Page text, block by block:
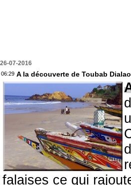
26-07-2016
06:29 A la découverte de Toubab
falaises ce qui